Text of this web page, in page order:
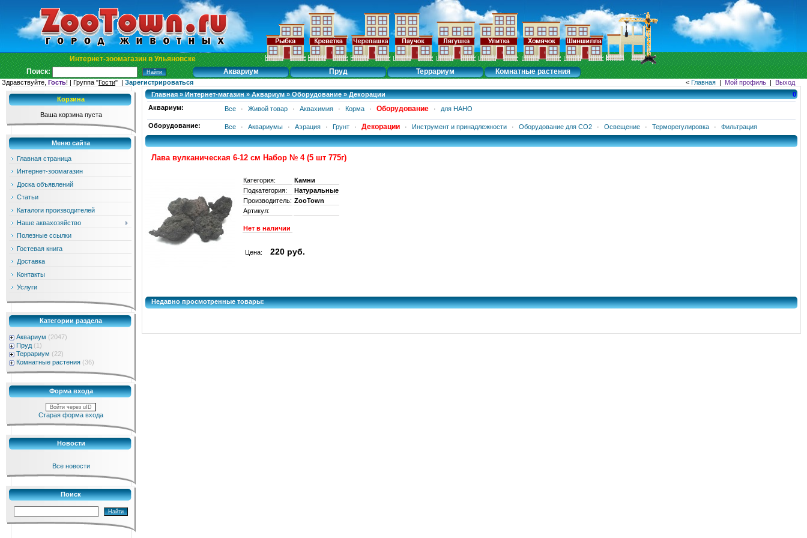
Интернет-зоомагазин в Ульяновске
Поиск:
Аквариум Пруд Террариум Комнатные растения
Здравствуйте, Гость! | Группа "Гости" | Зарегистрироваться < Главная | Мой профиль | Выход
Корзина
Ваша корзина пуста
Меню сайта
Главная страница
Интернет-зоомагазин
Доска объявлений
Статьи
Каталоги производителей
Наше аквахозяйство
Полезные ссылки
Гостевая книга
Доставка
Контакты
Услуги
Категории раздела
Аквариум (2047)
Пруд (1)
Террариум (22)
Комнатные растения (36)
Форма входа
Войти через uID
Старая форма входа
Новости
Все новости
Поиск
Главная » Интернет-магазин » Аквариум » Оборудование » Декорации
0
Аквариум:
Все · Живой товар · Аквахимия · Корма · Оборудование · для НАНО
Оборудование: Все · Аквариумы · Аэрация · Грунт · Декорации · Инструмент и принадлежности · Оборудование для CO2 · Освещение · Терморегулировка · Фильтрация
Лава вулканическая 6-12 см Набор № 4 (5 шт 775г)
Категория:
Камни
Подкатегория:
Натуральные
Производитель: ZooTown
Артикул:
Нет в наличии
Цена: 220 руб.
Недавно просмотренные товары: